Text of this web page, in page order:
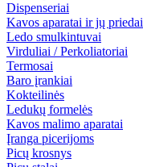
Dispenseriai
Kavos aparatai ir jų priedai
Ledo smulkintuvai
Virduliai / Perkoliatoriai
Termosai
Baro įrankiai
Kokteilinės
Ledukų formelės
Kavos malimo aparatai
Įranga picerijoms
Picų krosnys